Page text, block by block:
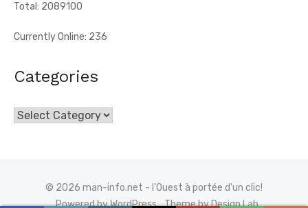
Total: 2089100
Currently Online: 236
Categories
Categories
© 2026 man-info.net - l'Ouest à portée d'un clic!
Powered by WordPress
Theme by Design Lab